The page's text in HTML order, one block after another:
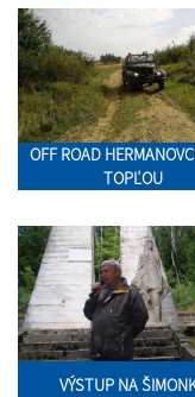
OFF ROAD
TOPĽOU
VÝSTUP NA